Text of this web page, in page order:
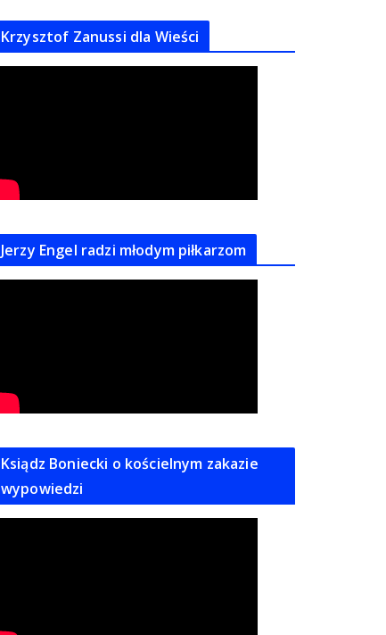
Krzysztof Zanussi dla Wieści
Jerzy Engel radzi młodym piłkarzom
Ksiądz Boniecki o kościelnym zakazie
wypowiedzi